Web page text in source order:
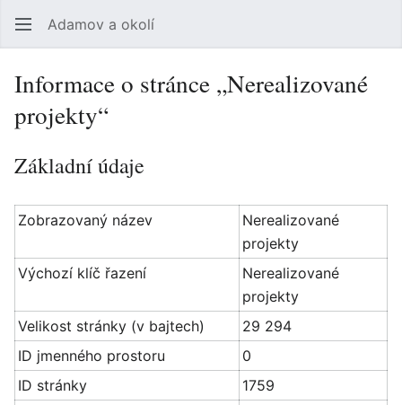
Adamov a okolí
Informace o stránce „Nerealizované
projekty“
Základní údaje
Zobrazovaný název
Nerealizované
projekty
Výchozí klíč řazení
Nerealizované
projekty
Velikost stránky (v bajtech)
29 294
ID jmenného prostoru
0
ID stránky
1759